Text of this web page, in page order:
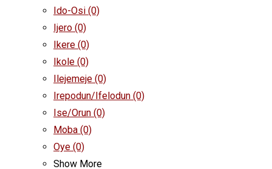
Ido-Osi (0)
Ijero (0)
Ikere (0)
Ikole (0)
Ilejemeje (0)
Irepodun/Ifelodun (0)
Ise/Orun (0)
Moba (0)
Oye (0)
Show More